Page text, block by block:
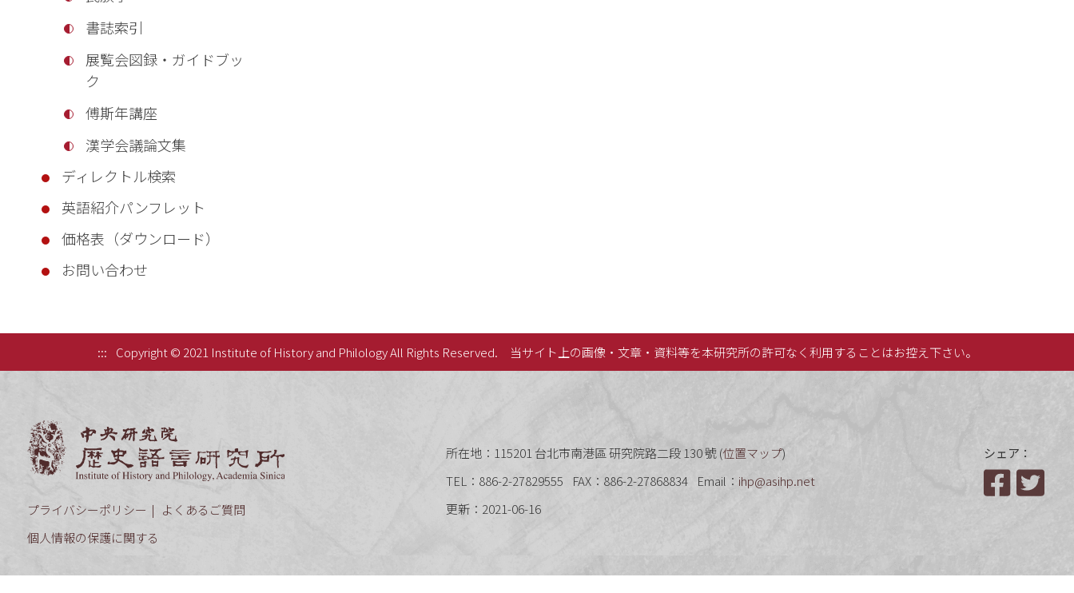
書誌索引
展覧会図録・ガイドブッ
ク
傅斯年講座
漢学会議論文集
ディレクトル検索
英語紹介パンフレット
価格表（ダウンロード）
お問い合わせ
::: Copyright © 2021 Institute of History and Philology All Rights Reserved. 当サイト上の画像・文章・資料等を本研究所の許可なく利用することはお控え下さい。
プライバシーポリシー
よくあるご質問
個人情報の保護に関する
所在地：115201 台北市南港區 研究院路二段 130 號 (位置マップ)
TEL：886-2-27829555
FAX：886-2-27868834 Email： ihp@asihp.net
更新：2021-06-16
シェア：
Facebook